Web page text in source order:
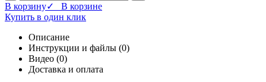
В корзину✓ В корзине
Купить в один клик
Описание
Инструкции и файлы (0)
Видео (0)
Доставка и оплата